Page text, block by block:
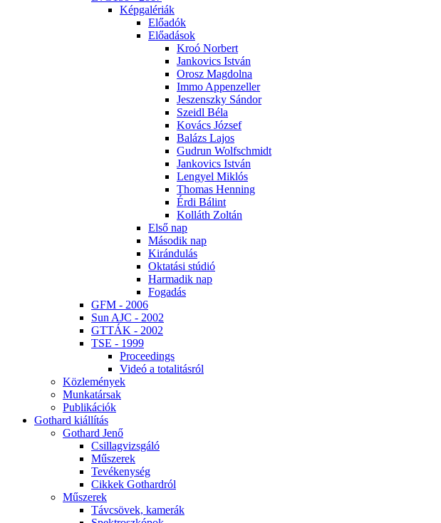
Kép­ga­lé­ri­ák
Elő­adók
Elő­adá­sok
Kroó Nor­bert
Jan­ko­vics Ist­ván
Orosz Mag­dol­na
Im­mo Ap­pen­zel­ler
Je­szensz­ky Sán­dor
Szeidl Bé­la
Ko­vács Jó­zsef
Ba­lázs La­jos
Gud­run Wolfsch­midt
Jan­ko­vics Ist­ván
Len­gyel Mik­lós
Tho­mas Hen­ning
Ér­di Bá­lint
Kol­láth Zol­tán
El­ső nap
Má­so­dik nap
Ki­rán­du­lás
Ok­ta­tá­si stú­dió
Har­ma­dik nap
Fo­ga­dás
GFM - 2006
Sun AJC - 2002
GT­TÁK - 2002
TSE - 1999
Pro­ce­e­dings
Vi­deó a to­ta­li­tás­ról
Köz­le­mé­nyek
Mun­ka­tár­sak
Pub­li­ká­ci­ók
Got­hard ki­ál­lí­tás
Got­hard Je­nő
Csil­lag­vizs­gá­ló
Mű­sze­rek
Te­vé­keny­ség
Cik­kek Got­hard­ról
Mű­sze­rek
Táv­csö­vek, ka­me­rák